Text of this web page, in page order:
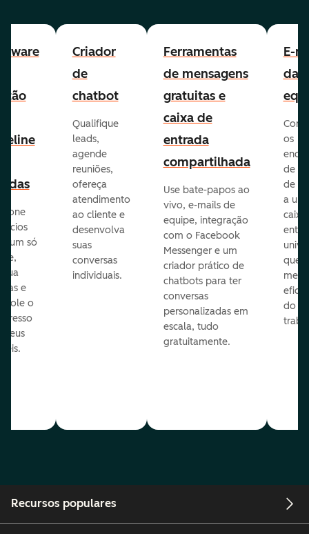
um só
e
o
seus
Criador
de
chatbot
Qualifique
leads,
agende
reuniões,
ofereça
atendimento
ao cliente e
desenvolva
suas
conversas
individuais.
Ferramentas
de mensagens
gratuitas e
caixa de
entrada
compartilhada
Use bate-papos ao
vivo, e-mails de
equipe, integração
com o Facebook
Messenger e um
criador prático de
chatbots para ter
conversas
personalizadas em
escala, tudo
gratuitamente.
E-
da
os
de
de
a
caixa
que
do
Recursos populares